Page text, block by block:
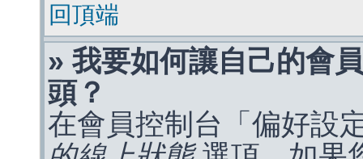
回頂端
» 我要如何讓自己的會
頭？
在會員控制台「偏好設